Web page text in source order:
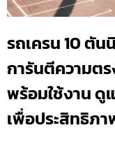
รถเครน 10 ตั
การันตีความต
พร้อมใช้งาน ดู
เพื่อประสิทธิภ